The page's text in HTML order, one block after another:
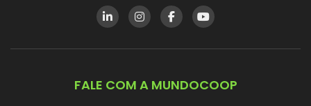
FALE COM A MUNDOCOOP